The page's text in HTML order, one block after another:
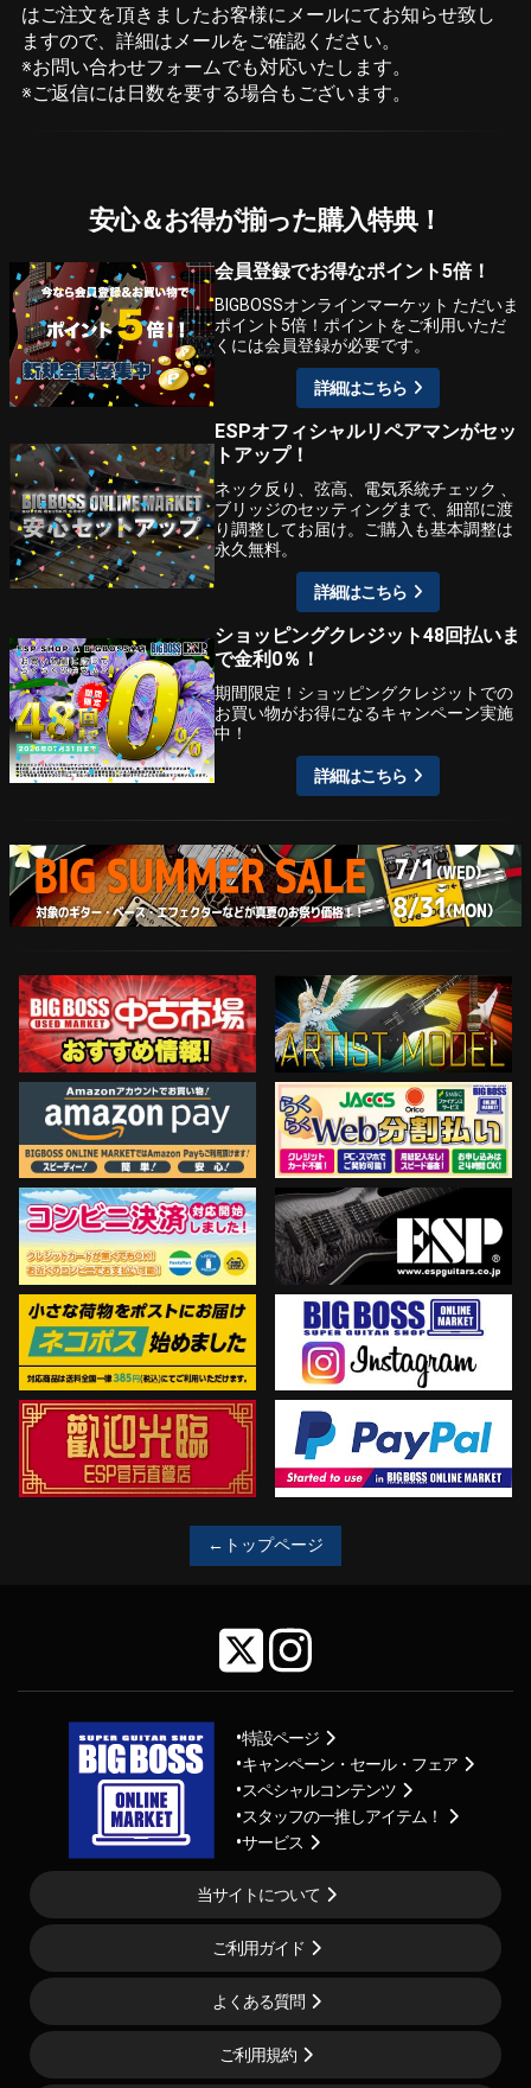
はご注文を頂きましたお客様にメールにてお知らせ致し
ますので、詳細はメールをご確認ください。
※お問い合わせフォームでも対応いたします。
※ご返信には日数を要する場合もございます。
安心＆お得が揃った購入特典！
会員登録でお得なポイント5倍！
BIGBOSSオンラインマーケット ただいま
ポイント5倍！ポイントをご利用いただ
くには会員登録が必要です。
詳細はこちら
ESPオフィシャルリペアマンがセッ
トアップ！
ネック反り、弦高、電気系統チェック 、
ブリッジのセッティングまで、細部に渡
り調整してお届け。ご購入も基本調整は
永久無料。
詳細はこちら
ショッピングクレジット48回払いま
で金利0％！
期間限定！ショッピングクレジットでの
お買い物がお得になるキャンペーン実施
中！
詳細はこちら
←トップページ
特設ページ
キャンペーン・セール・フェア
スペシャルコンテンツ
スタッフの一推しアイテム！
サービス
当サイトについて
ご利用ガイド
よくある質問
ご利用規約